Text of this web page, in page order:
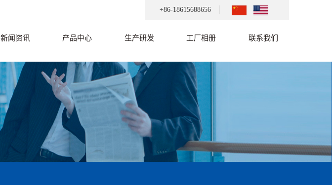
+86-18615688656
新闻资讯 产品中心 生产研发 工厂相册 联系我们